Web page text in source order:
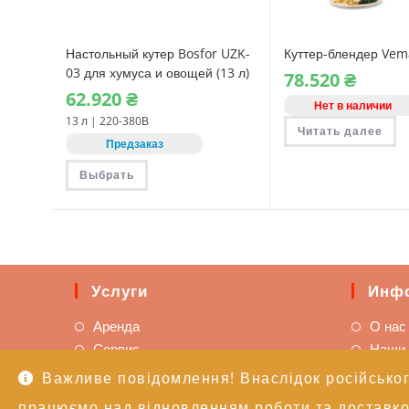
Важливе повідомлення! Внаслідок
Настольный кутер Bosfor UZK-
03 для хумуса и овощей (13 л)
62.920₴
13 л | 220-380В
Предзаказ
Выбрать
Этот
имеет
на
Куттер-блендер
78.520₴
Нет в наличии
Читать далее
Услуги
Аренда
Сервис
Тренинги
О нас
Наши